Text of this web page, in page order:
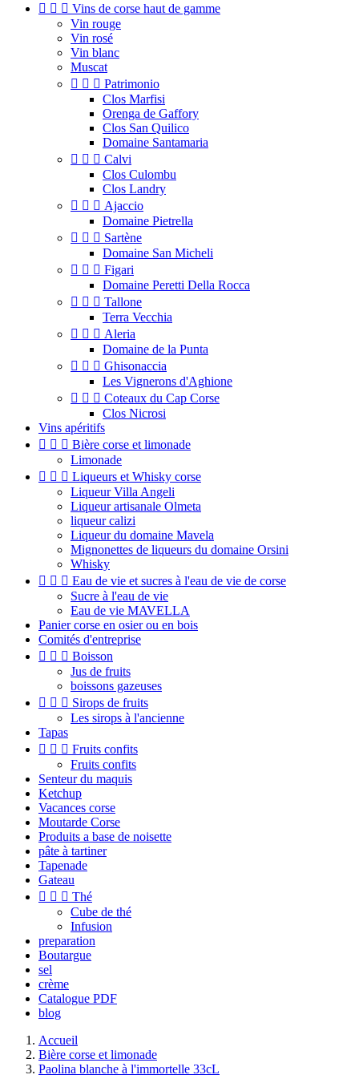
   Vins de corse haut de gamme
Vin rouge
Vin rosé
Vin blanc
Muscat
   Patrimonio
Clos Marfisi
Orenga de Gaffory
Clos San Quilico
Domaine Santamaria
   Calvi
Clos Culombu
Clos Landry
   Ajaccio
Domaine Pietrella
   Sartène
Domaine San Micheli
   Figari
Domaine Peretti Della Rocca
   Tallone
Terra Vecchia
   Aleria
Domaine de la Punta
   Ghisonaccia
Les Vignerons d'Aghione
   Coteaux du Cap Corse
Clos Nicrosi
Vins apéritifs
   Bière corse et limonade
Limonade
   Liqueurs et Whisky corse
Liqueur Villa Angeli
Liqueur artisanale Olmeta
liqueur calizi
Liqueur du domaine Mavela
Mignonettes de liqueurs du domaine Orsini
Whisky
   Eau de vie et sucres à l'eau de vie de corse
Sucre à l'eau de vie
Eau de vie MAVELLA
Panier corse en osier ou en bois
Comités d'entreprise
   Boisson
Jus de fruits
boissons gazeuses
   Sirops de fruits
Les sirops à l'ancienne
Tapas
   Fruits confits
Fruits confits
Senteur du maquis
Ketchup
Vacances corse
Moutarde Corse
Produits a base de noisette
pâte à tartiner
Tapenade
Gateau
   Thé
Cube de thé
Infusion
preparation
Boutargue
sel
crème
Catalogue PDF
blog
Accueil
Bière corse et limonade
Paolina blanche à l'immortelle 33cL